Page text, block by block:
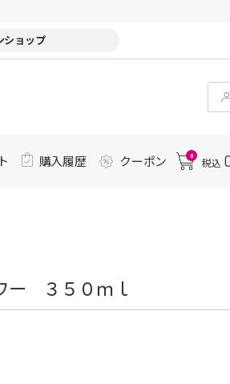
ショップ
購入履歴 クーポン 0
税込
ー ３５０ｍｌ